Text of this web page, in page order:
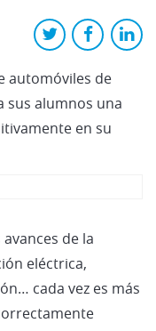
automóviles de
sus alumnos una
en su
de la
eléctrica,
cada vez es más